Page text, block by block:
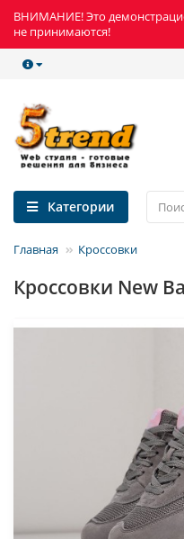
ВНИМАНИЕ! Это
не принимаются!
Категории
Главная Кроссовки
Кроссовки New